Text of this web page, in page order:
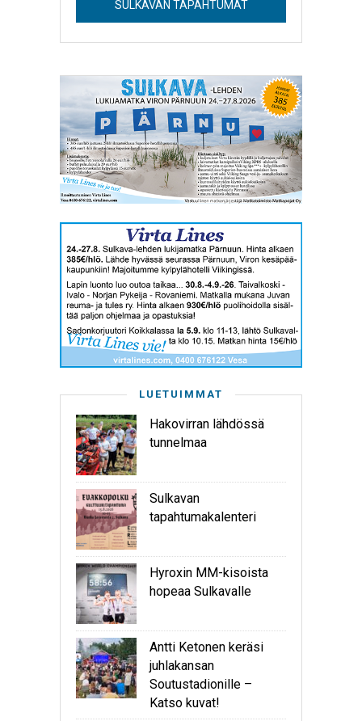
SULKAVAN TAPAHTUMAT
LUETUIMMAT
Hakovirran lähdössä
tunnelmaa
Sulkavan
tapahtumakalenteri
Hyroxin MM-kisoista
hopeaa Sulkavalle
Antti Ketonen keräsi
juhlakansan
Soutustadionille –
Katso kuvat!